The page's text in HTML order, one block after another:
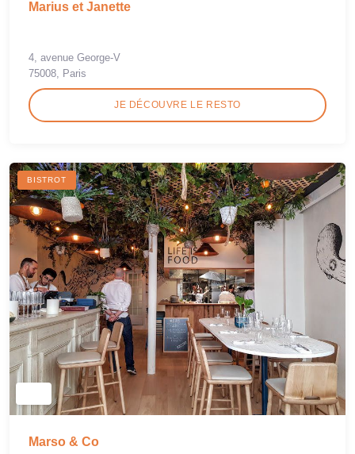
Marius et Janette
4, avenue George-V
75008, Paris
JE DÉCOUVRE LE RESTO
BISTROT
Marso & Co